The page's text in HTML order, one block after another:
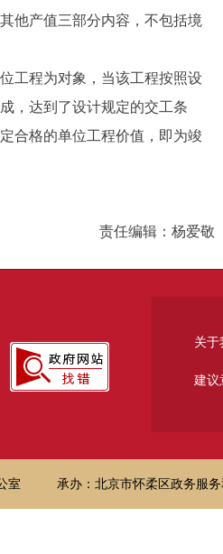
他产值三部分内容，不包括境
程为对象，当该工程按照设
，达到了设计规定的交工条
合格的单位工程价值，即为竣
责任编辑：杨爱敬
关于
建议
室 承办：北京市怀柔区政务服